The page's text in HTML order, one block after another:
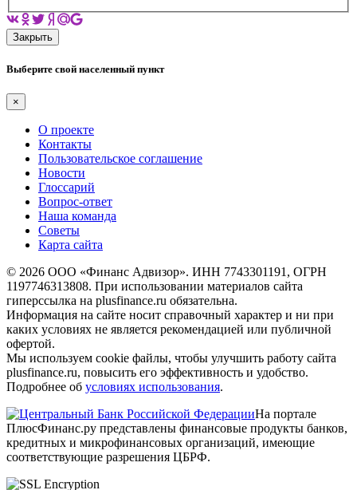
Закрыть
Выберите свой населенный пункт
×
О проекте
Контакты
Пользовательское соглашение
Новости
Глоссарий
Вопрос-ответ
Наша команда
Советы
Карта сайта
© 2026 ООО «Финанс Адвизор». ИНН 7743301191, ОГРН
1197746313808. При использовании материалов сайта
гиперссылка на plusfinance.ru обязательна.
Информация на сайте носит справочный характер и ни при
каких условиях не является рекомендацией или публичной
офертой.
Мы используем cookie файлы, чтобы улучшить работу сайта
plusfinance.ru, повысить его эффективность и удобство.
Подробнее об условиях использования.
На портале
ПлюсФинанс.ру представлены финансовые продукты банков,
кредитных и микрофинансовых организаций, имеющие
соответствующие разрешения ЦБРФ.